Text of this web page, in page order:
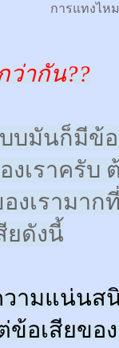
การแทงไหม
ว่ากัน??
บมันก็มีข้
เราครับ
งเรามา
ยดังนี้
ามแน่นส
อเสียขอ